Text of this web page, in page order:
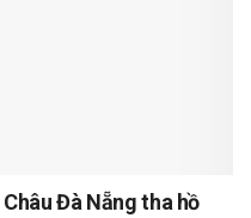
Đà Nẵng tha hồ